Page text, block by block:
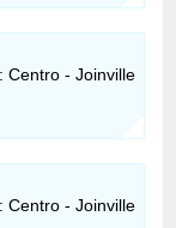
Centro - Joinville
Centro - Joinville